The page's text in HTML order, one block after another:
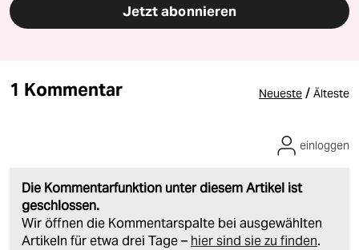
Jetzt abonnieren
1 Kommentar Neueste / Älteste
Die Kommentarfunktion unter diesem Artikel ist
geschlossen.
Wir öffnen die Kommentarspalte bei ausgewählten
Artikeln für etwa drei Tage – hier sind sie zu finden.
einloggen